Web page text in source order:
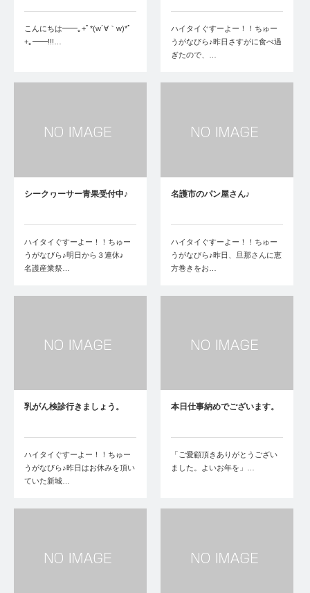
こんにちは━━｡+ﾟ*(w´∀｀w)*ﾟ
+｡━━!!!…
ハイタイぐすーよー！！ちゅー
うがなびら♪昨日さすがに食べ過
ぎたので、…
シークヮーサー青果受付中♪
ハイタイぐすーよー！！ちゅー
うがなびら♪明日から３連休♪
名護産業祭…
名護市のパン屋さん♪
ハイタイぐすーよー！！ちゅー
うがなびら♪昨日、旦那さんに恵
方巻きをお…
乳がん検診行きましょう。
ハイタイぐすーよー！！ちゅー
うがなびら♪昨日はお休みを頂い
ていた新城…
本日仕事納めでございます。
「ご愛顧頂きありがとうござい
ました。よいお年を」…